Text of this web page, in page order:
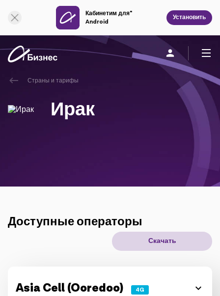
Кабинетим для"
Android
Установить
О компании
IoT решения
Страны и тарифы
Ирак
Доступные операторы
Скачать
Asia Cell (Ooredoo) 4G
Онлайн поддержка